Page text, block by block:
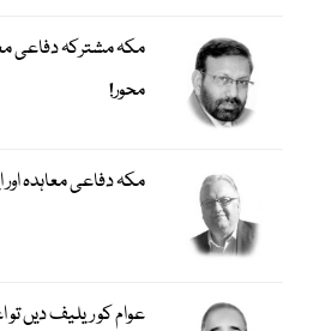
مکہ مشترکہ دفاعی
محور!
مکہ دفاعی معاہدہ اور
عوام کو ریلیف دیں